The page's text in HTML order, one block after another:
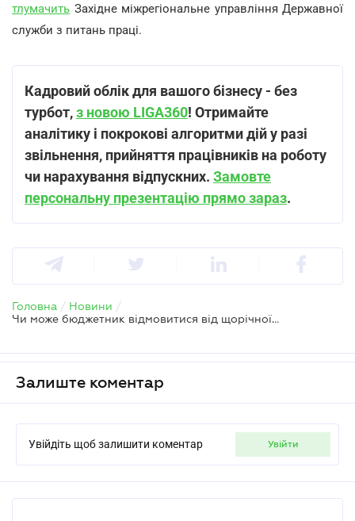
тлумачить Західне міжрегіональне управління Державної
служби з питань праці.
Кадровий облік для вашого бізнесу - без
турбот,з новою LIGA360! Отримайте
аналітику і покрокові алгоритми дій у разі
звільнення, прийняття працівників на роботу
чи нарахування відпускних. Замовте
персональну презентацію прямо зараз.
Головна / Новини /
Чи може бюджетник відмовитися від щорічної відпустки і отримати компенсацію
Залиште коментар
Увійдіть щоб залишити коментар увійти